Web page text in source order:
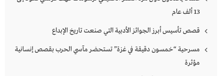
13 ألف عام
قصص تأسيس أبرز الجوائز الأدبية التي صنعت تاريخ الإبداع
مسرحية “خمسون دقيقة في غزة” تستحضر مآسي الحرب بقصص إنسانية
مؤثرة